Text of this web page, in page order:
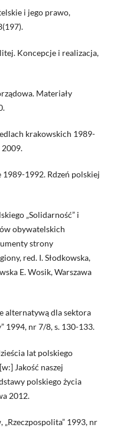
i jego prawo,
Koncepcje i realizacja,
Materiały
krakowskich 1989-
1992. Rdzeń polskiej
„Solidarność” i
obywatelskich
strony
red. I. Słodkowska,
E. Wosik, Warszawa
alternatywą dla sektora
1994, nr 7/8, s. 130-133.
lat polskiego
Jakość naszej
polskiego życia
2012.
1993, nr